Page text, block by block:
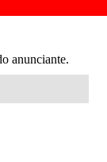
anunciante.